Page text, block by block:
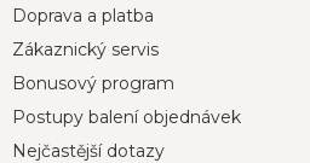
Doprava a platba
Zákaznický servis
Bonusový program
Postupy balení objednávek
Nejčastější dotazy